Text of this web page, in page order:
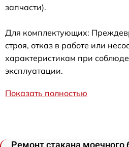
запчасти).
Для комплектующих:
строя, отказ в работе или
характеристикам при
эксплуатации.
Показать полностью
Ремонт стакана моечного